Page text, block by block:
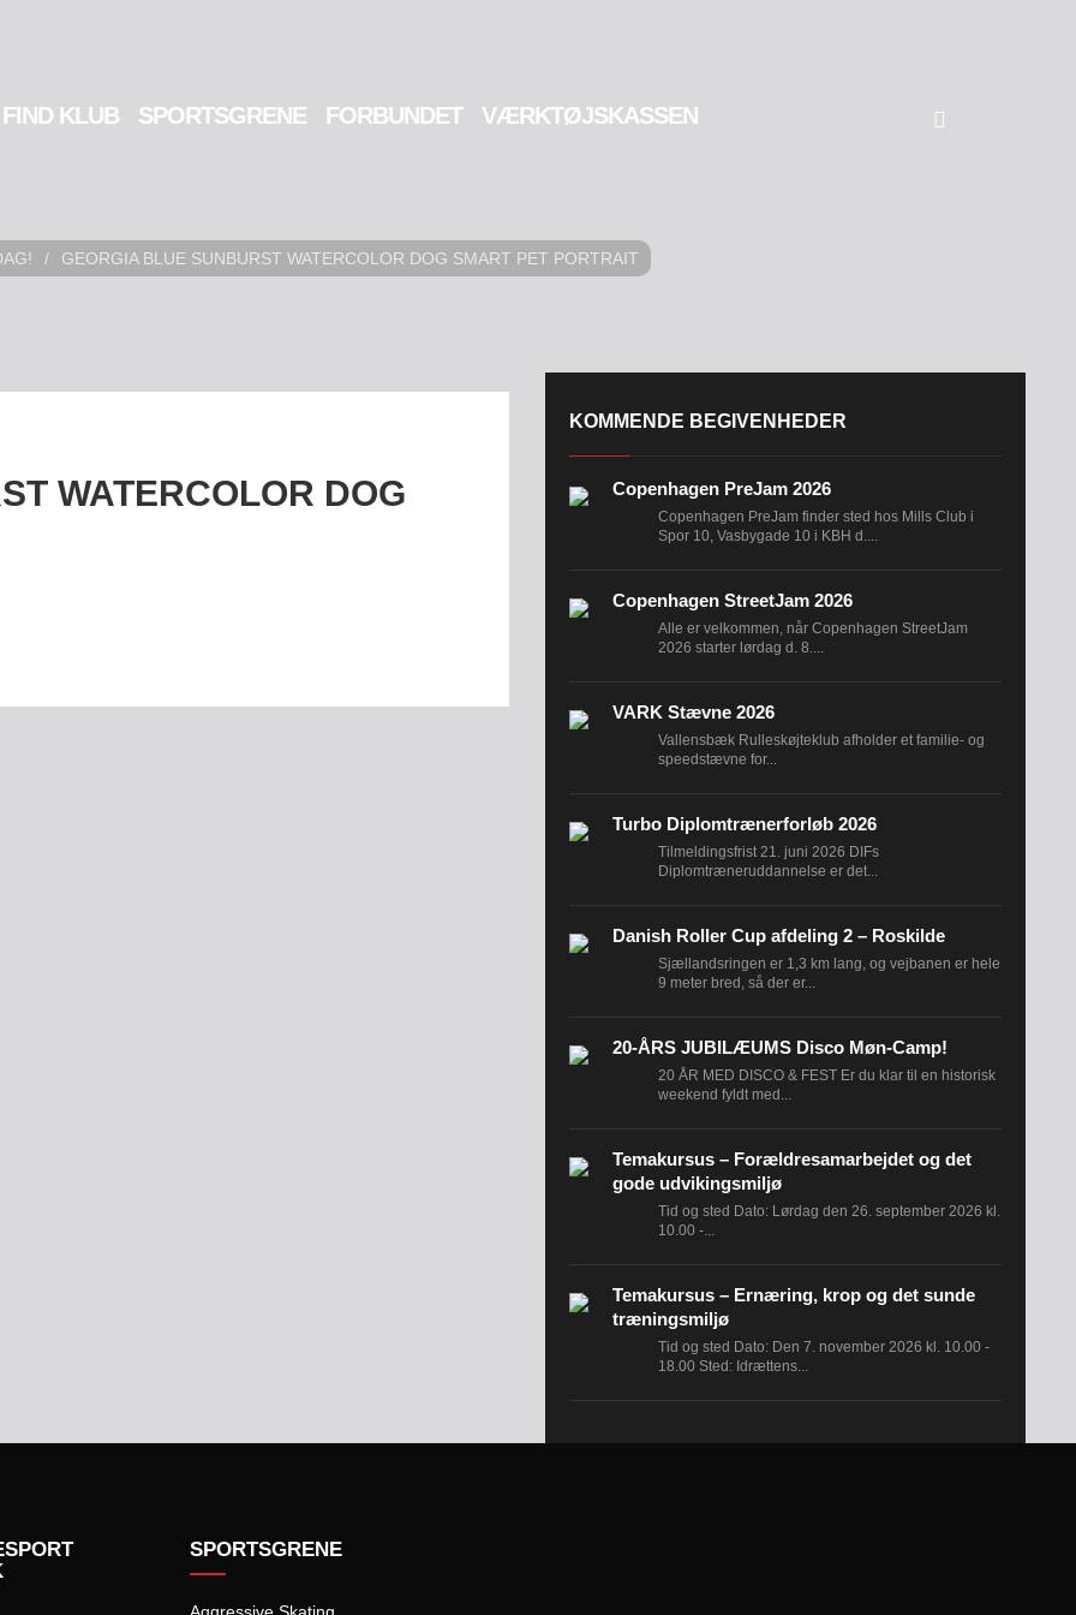
FIND KLUB SPORTSGRENE FORBUNDET
VÆRKTØJSKASSEN
/ GEORGIA BLUE SUNBURST WATERCOLOR DOG SMART PET PORTRAIT
WATERCOLOR DOG
KOMMENDE BEGIVENHEDER
Copenhagen PreJam 2026
Copenhagen PreJam finder sted hos Mills Club i
Spor 10, Vasbygade 10 i KBH d....
Copenhagen StreetJam 2026
Alle er velkommen, når Copenhagen StreetJam
2026 starter lørdag d. 8....
VARK Stævne 2026
Vallensbæk Rulleskøjteklub afholder et familie- og
speedstævne for...
Turbo Diplomtrænerforløb 2026
Tilmeldingsfrist 21. juni 2026 DIFs
Diplomtræneruddannelse er det...
Danish Roller Cup afdeling 2 – Roskilde
Sjællandsringen er 1,3 km lang, og vejbanen er hele
9 meter bred, så der er...
20-ÅRS JUBILÆUMS Disco Møn-Camp!
20 ÅR MED DISCO & FEST Er du klar til en historisk
weekend fyldt med...
Temakursus – Forældresamarbejdet og det
gode udvikingsmiljø
Tid og sted Dato: Lørdag den 26. september 2026 kl.
10.00 -...
Temakursus – Ernæring, krop og det sunde
træningsmiljø
Tid og sted Dato: Den 7. november 2026 kl. 10.00 -
18.00 Sted: Idrættens...
SPORTSGRENE